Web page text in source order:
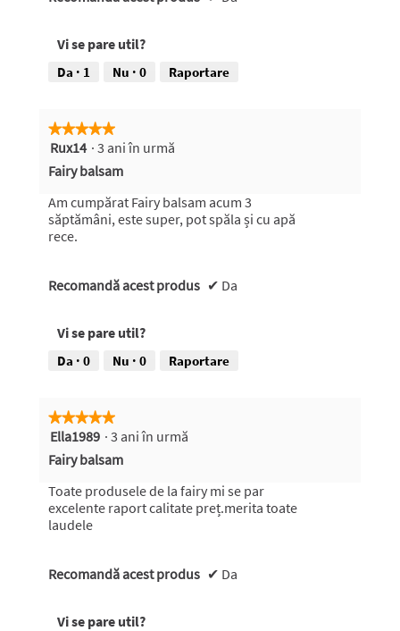
d
g
m
o
a
l
.
Vi se pare util?
Da · 1 Nu · 0 Raportare
★★★★★
★★★★★
5
din
5
stele.
Rux14 · 3 ani în urmă
Fairy balsam
Am cumpărat Fairy balsam acum 3
săptămâni, este super, pot spăla și cu apă
rece.
Recomandă acest produs ✔ Da
Vi se pare util?
Da · 0 Nu · 0 Raportare
★★★★★
★★★★★
5
din
5
stele.
Ella1989 · 3 ani în urmă
Fairy balsam
Toate produsele de la fairy mi se par
excelente raport calitate preț.merita toate
laudele
Recomandă acest produs ✔ Da
Vi se pare util?